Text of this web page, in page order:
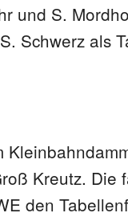
und S.
Schwerz als
Kreutz. Die
den